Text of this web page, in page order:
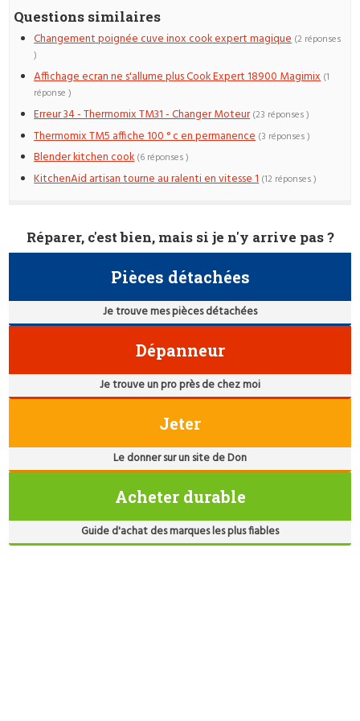
Questions similaires
Changement poignée cuve inox cook expert magique (2 réponses
)
Affichage ecran ne s'allume plus Cook Expert 18900 Magimix (1
réponse )
Erreur 34 - Thermomix TM31 - Changer Moteur (23 réponses )
Thermomix TM5 affiche 100 ° c en permanence (3 réponses )
Blender kitchen cook (6 réponses )
KitchenAid artisan tourne au ralenti en vitesse 1 (12 réponses )
Réparer, c'est bien, mais si je n'y arrive pas ?
Pièces détachées
Je trouve mes pièces détachées
Dépanneur
Je trouve un pro près de chez moi
Jeter
Le donner sur un site de Don
Acheter durable
Guide d'achat des marques les plus fiables